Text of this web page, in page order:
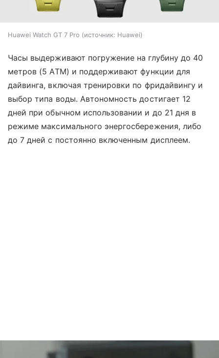
Huawei Watch GT 7 Pro источник: Huawei
Часы выдерживают погружение на глубину до 40
метров (5 ATM) и поддерживают функции для
дайвинга, включая тренировки по фридайвингу и
выбор типа воды. Автономность достигает 12
дней при обычном использовании и до 21 дня в
режиме максимального энергосбережения, либо
до 7 дней с постоянно включенным дисплеем.